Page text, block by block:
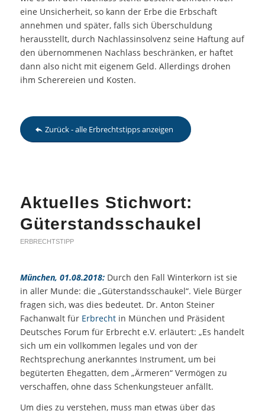
eine Unsicherheit, so kann der Erbe die Erbschaft
annehmen und später, falls sich Überschuldung
herausstellt, durch Nachlassinsolvenz seine Haftung auf
den übernommenen Nachlass beschränken, er haftet
dann also nicht mit eigenem Geld. Allerdings drohen
ihm Scherereien und Kosten.
Zurück - alle Erbrechtstipps anzeigen
Aktuelles Stichwort:
Güterstandsschaukel
ERBRECHTSTIPP
München, 01.08.2018:Durch den Fall Winterkorn ist sie
in aller Munde: die „Güterstandsschaukel“. Viele Bürger
fragen sich, was dies bedeutet. Dr. Anton Steiner
Fachanwalt für Erbrechtin München und Präsident
Deutsches Forum für Erbrecht e.V. erläutert: „Es handelt
sich um ein vollkommen legales und von der
Rechtsprechung anerkanntes Instrument, um bei
begüterten Ehegatten, dem „Ärmeren“ Vermögen zu
verschaffen, ohne dass Schenkungsteuer anfällt.
Um dies zu verstehen, muss man etwas über das